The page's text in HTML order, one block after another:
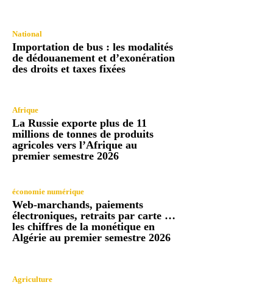
National
Importation de bus : les modalités
de dédouanement et d’exonération
des droits et taxes fixées
Afrique
La Russie exporte plus de 11
millions de tonnes de produits
agricoles vers l’Afrique au
premier semestre 2026
économie numérique
Web-marchands, paiements
électroniques, retraits par carte …
les chiffres de la monétique en
Algérie au premier semestre 2026
Agriculture